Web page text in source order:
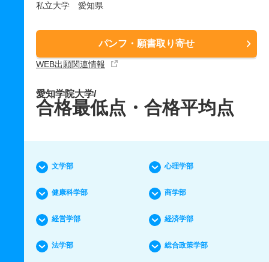
私立大学 愛知県
パンフ・願書取り寄せ
WEB出願関連情報
愛知学院大学/
合格最低点・合格平均点
文学部 心理学部
健康科学部 商学部
経営学部 経済学部
法学部 総合政策学部